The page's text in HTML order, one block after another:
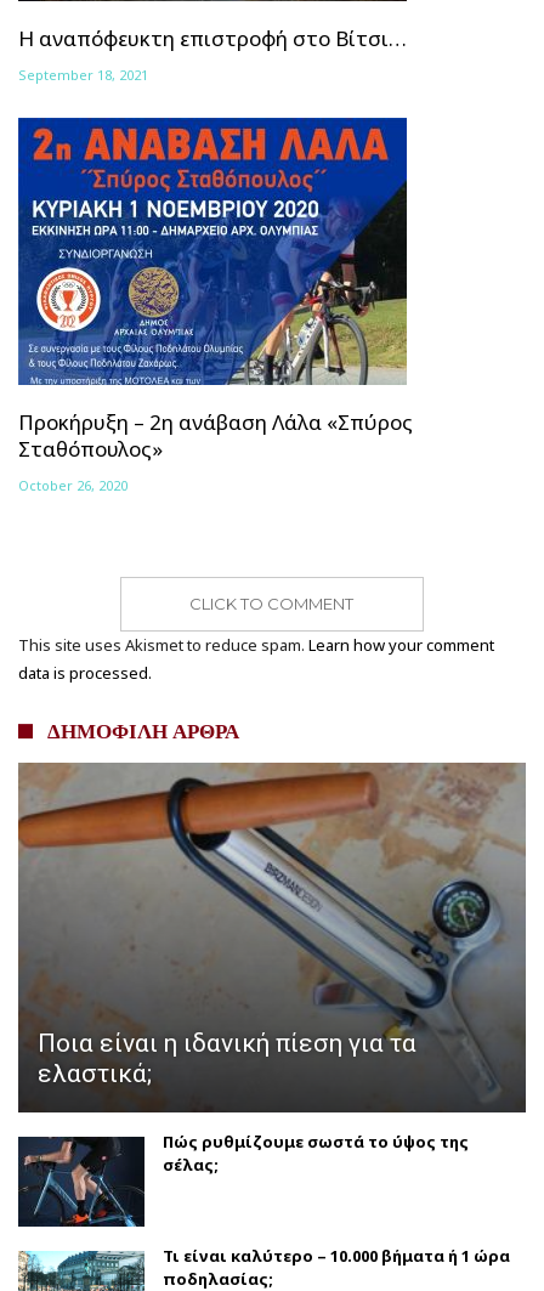
Η αναπόφευκτη επιστροφή στο Βίτσι…
September 18, 2021
Προκήρυξη – 2η ανάβαση Λάλα «Σπύρος
Σταθόπουλος»
October 26, 2020
CLICK TO COMMENT
This site uses Akismet to reduce spam. Learn how your comment
data is processed.
ΔΗΜΟΦΙΛΗ ΑΡΘΡΑ
Ποια είναι η ιδανική πίεση για τα
ελαστικά;
Πώς ρυθμίζουμε σωστά το ύψος της
σέλας;
Τι είναι καλύτερο – 10.000 βήματα ή 1 ώρα
ποδηλασίας;